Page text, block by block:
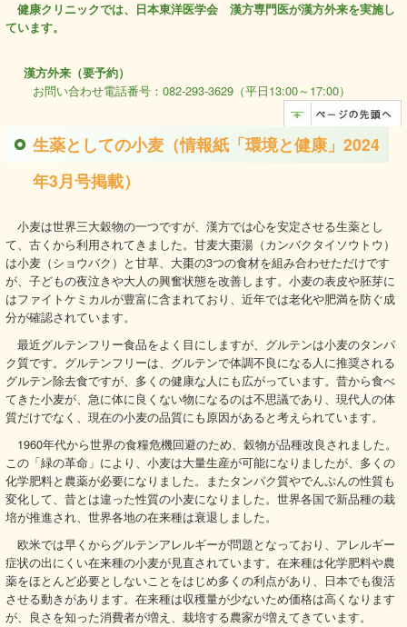
健康クリニックでは、日本東洋医学会 漢方専門医が漢方外来を実施し
ています。
漢方外来（要予約）
お問い合わせ電話番号：082-293-3629（平日13:00～17:00）
生薬としての小麦（情報紙「環境と健康」2024
年3月号掲載）
小麦は世界三大穀物の一つですが、漢方では心を安定させる生薬とし
て、古くから利用されてきました。甘麦大棗湯（カンバクタイソウトウ）
は小麦（ショウバク）と甘草、大棗の3つの食材を組み合わせただけです
が、子どもの夜泣きや大人の興奮状態を改善します。小麦の表皮や胚芽に
はファイトケミカルが豊富に含まれており、近年では老化や肥満を防ぐ成
分が確認されています。
最近グルテンフリー食品をよく目にしますが、グルテンは小麦のタンパ
ク質です。グルテンフリーは、グルテンで体調不良になる人に推奨される
グルテン除去食ですが、多くの健康な人にも広がっています。昔から食べ
てきた小麦が、急に体に良くない物になるのは不思議であり、現代人の体
質だけでなく、現在の小麦の品質にも原因があると考えられています。
1960年代から世界の食糧危機回避のため、穀物が品種改良されました。
この「緑の革命」により、小麦は大量生産が可能になりましたが、多くの
化学肥料と農薬が必要になりました。またタンパク質やでんぷんの性質も
変化して、昔とは違った性質の小麦になりました。世界各国で新品種の栽
培が推進され、世界各地の在来種は衰退しました。
欧米では早くからグルテンアレルギーが問題となっており、アレルギー
症状の出にくい在来種の小麦が見直されています。在来種は化学肥料や農
薬をほとんど必要としないことをはじめ多くの利点があり、日本でも復活
させる動きがあります。在来種は収穫量が少ないため価格は高くなります
が、良さを知った消費者が増え、栽培する農家が増えてきています。